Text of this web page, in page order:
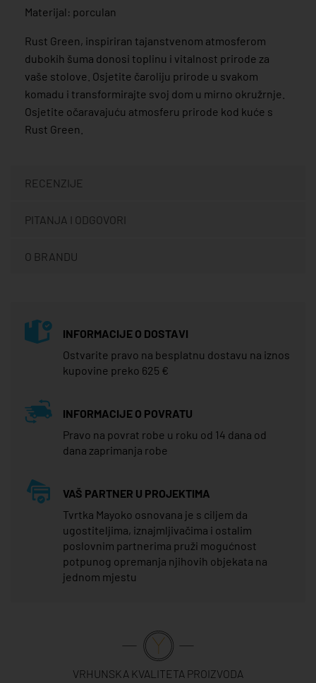
Materijal: porculan
Rust Green, inspiriran tajanstvenom atmosferom
dubokih šuma donosi toplinu i vitalnost prirode za
vaše stolove. Osjetite čaroliju prirode u svakom
komadu i transformirajte svoj dom u mirno okružrnje.
Osjetite očaravajuću atmosferu prirode kod kuće s
Rust Green.
RECENZIJE
PITANJA I ODGOVORI
O BRANDU
INFORMACIJE O DOSTAVI
Ostvarite pravo na besplatnu dostavu na iznos
kupovine preko 625 €
INFORMACIJE O POVRATU
Pravo na povrat robe u roku od 14 dana od
dana zaprimanja robe
VAŠ PARTNER U PROJEKTIMA
Tvrtka Mayoko osnovana je s ciljem da
ugostiteljima, iznajmljivačima i ostalim
poslovnim partnerima pruži mogućnost
potpunog opremanja njihovih objekata na
jednom mjestu
VRHUNSKA KVALITETA PROIZVODA